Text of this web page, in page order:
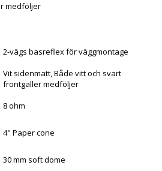
medföljer
2-vägs basreflex för väggmontage
Vit sidenmatt, Både vitt och svart
frontgaller medföljer
8 ohm
4" Paper cone
30 mm soft dome